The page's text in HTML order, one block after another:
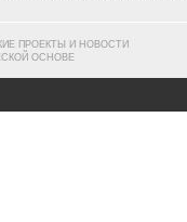
ПРОЕКТЫ И НОВОСТИ
ОСНОВЕ